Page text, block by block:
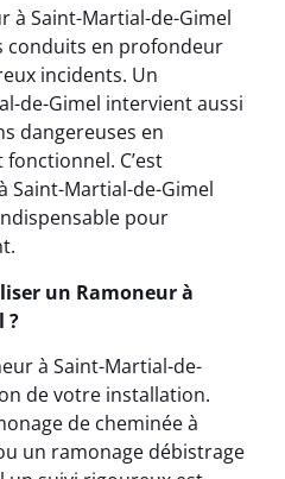
à Saint-Martial-de-Gimel
conduits en profondeur
incidents. Un
de-Gimel intervient aussi
dangereuses en
C’est
Saint-Martial-de-Gimel
pour
un Ramoneur à
?
à Saint-Martial-de-
de votre installation.
de cheminée à
un ramonage débistrage